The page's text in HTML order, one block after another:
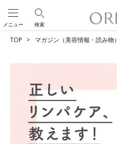
検索
メニュー
TOP マガジン（美容情報・読み物）